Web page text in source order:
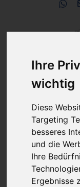
Ihre
wichtig
Diese
Targeting
besseres
und die
Ihre
Ergebnisse